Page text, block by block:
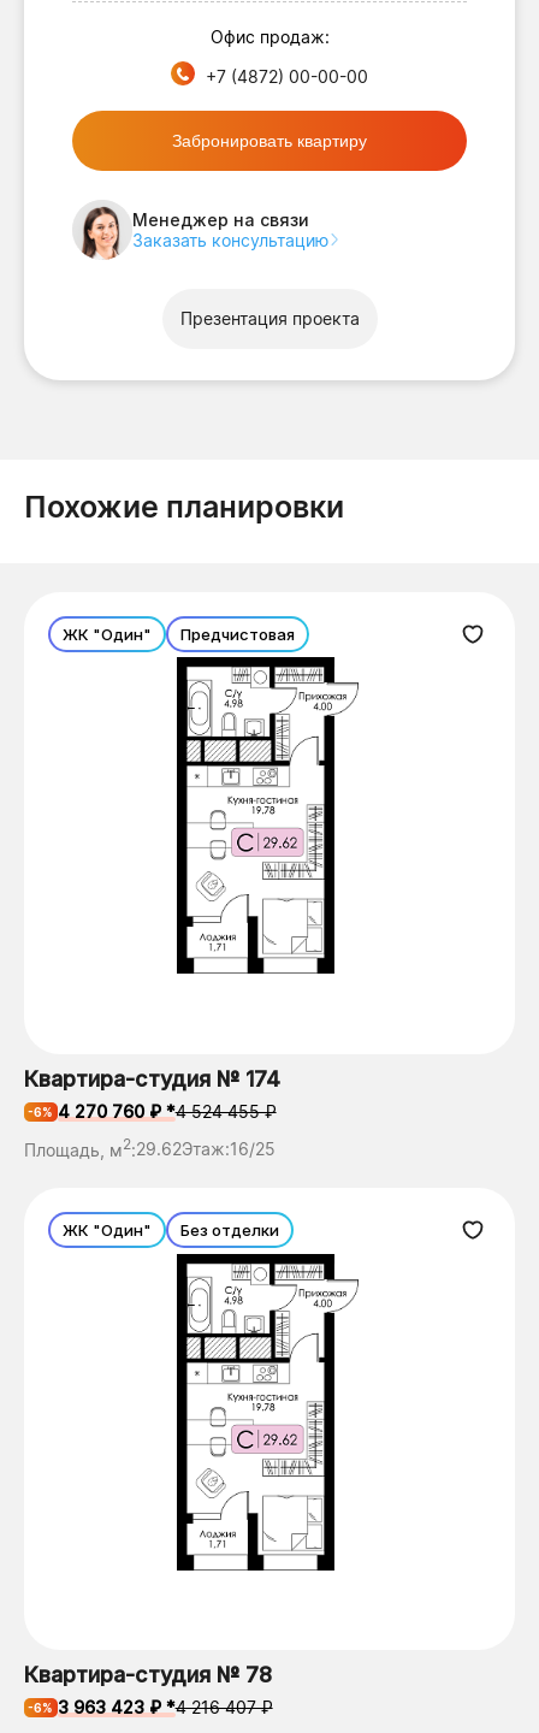
Офис продаж:
+7 (4872) 00-00-00
Забронировать квартиру
Менеджер на связи
Заказать консультацию
Презентация проекта
Похожие планировки
ЖК "Один" Предчистовая
Квартира-студия № 174
-6% 4 270 760 ₽ *4 524 455 ₽
Площадь, м2:29.62Этаж:16/25
ЖК "Один" Без отделки
Квартира-студия № 78
-6% 3 963 423 ₽ *4 216 407 ₽